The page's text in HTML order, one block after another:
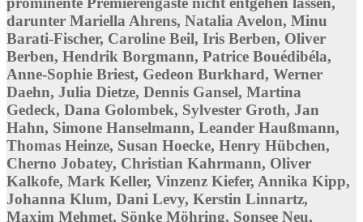
darunter Mariella Ahrens, Natalia Avelon, Minu
Barati-Fischer, Caroline Beil, Iris Berben, Oliver
Berben, Hendrik Borgmann, Patrice Bouédibéla,
Anne-Sophie Briest, Gedeon Burkhard, Werner
Daehn, Julia Dietze, Dennis Gansel, Martina
Gedeck, Dana Golombek, Sylvester Groth, Jan
Hahn, Simone Hanselmann, Leander Haußmann,
Thomas Heinze, Susan Hoecke, Henry Hübchen,
Cherno Jobatey, Christian Kahrmann, Oliver
Kalkofe, Mark Keller, Vinzenz Kiefer, Annika Kipp,
Johanna Klum, Dani Levy, Kerstin Linnartz,
Maxim Mehmet, Sönke Möhring, Sonsee Neu,